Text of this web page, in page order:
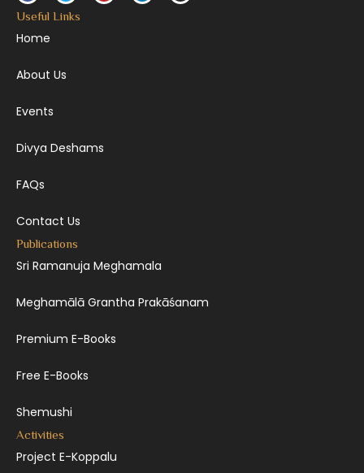
Useful Links
Home
About Us
Events
Divya Deshams
FAQs
Contact Us
Publications
Sri Ramanuja Meghamala
Meghamālā Grantha Prakāśanam
Premium E-Books
Free E-Books
Shemushi
Activities
Project E-Koppalu